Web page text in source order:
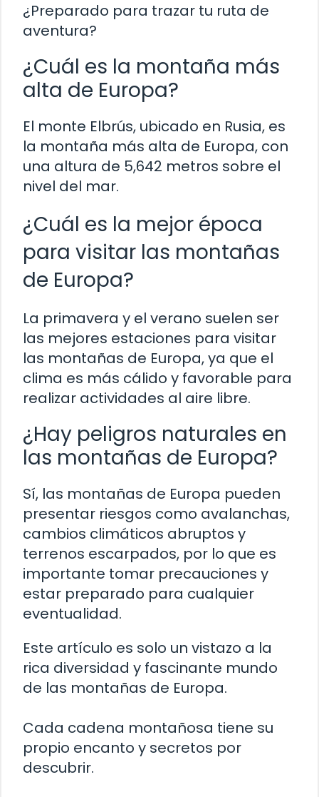
¿Preparado para trazar tu ruta de
aventura?
¿Cuál es la montaña más
alta de Europa?
El monte Elbrús, ubicado en Rusia, es
la montaña más alta de Europa, con
una altura de 5,642 metros sobre el
nivel del mar.
¿Cuál es la mejor época
para visitar las montañas
de Europa?
La primavera y el verano suelen ser
las mejores estaciones para visitar
las montañas de Europa, ya que el
clima es más cálido y favorable para
realizar actividades al aire libre.
¿Hay peligros naturales en
las montañas de Europa?
Sí, las montañas de Europa pueden
presentar riesgos como avalanchas,
cambios climáticos abruptos y
terrenos escarpados, por lo que es
importante tomar precauciones y
estar preparado para cualquier
eventualidad.
Este artículo es solo un vistazo a la
rica diversidad y fascinante mundo
de las montañas de Europa.
Cada cadena montañosa tiene su
propio encanto y secretos por
descubrir.